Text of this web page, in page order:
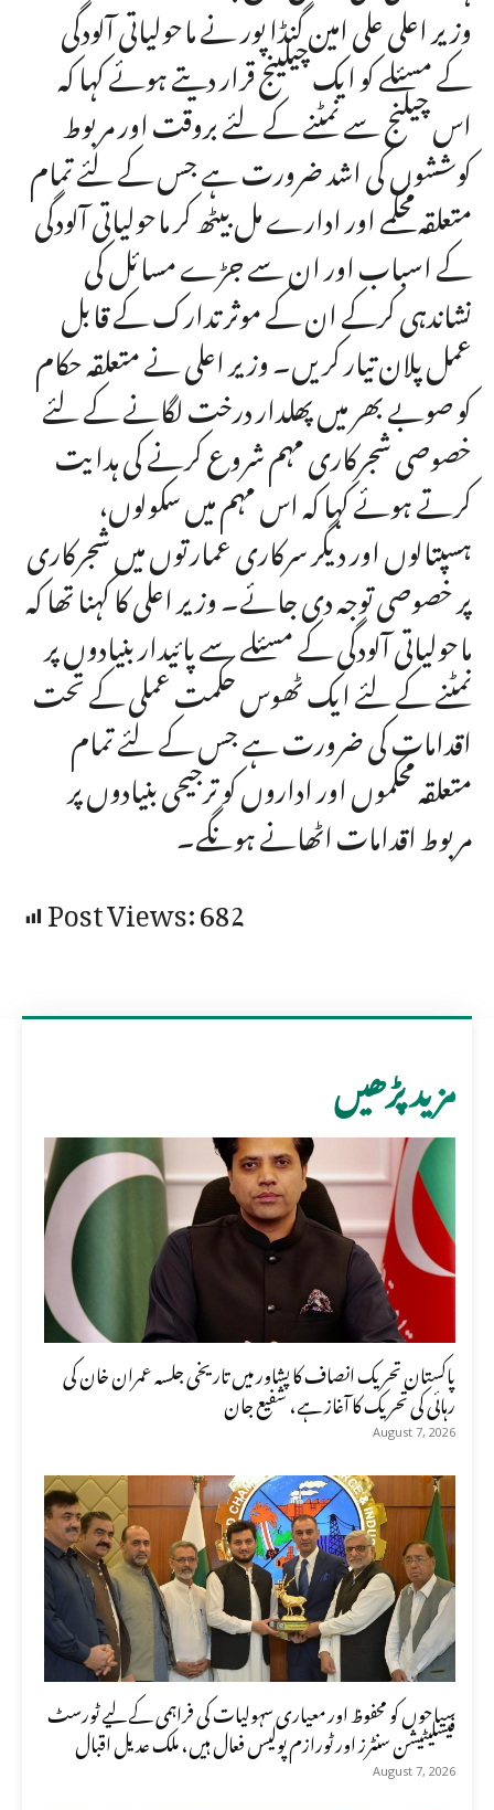
وزیر اعلی علی امین گنڈا پور نے ماحولیاتی آلودگی
کے مسئلے کو ایک چیلینج قرار دیتے ہوئے کہا کہ
اس چیلنج سے نمٹنے کے لئے بروقت اور مربوط
کوششوں کی اشد ضرورت ہے جس کے لئے تمام
متعلقہ محکمے اور ادارے مل بیٹھ کر ماحولیاتی آلودگی
کے اسباب اور ان سے جڑے مسائل کی
نشاندہی کرکے ان کے موثر تدارک کے قابل
عمل پلان تیار کریں۔ وزیر اعلی نے متعلقہ حکام
کو صوبے بھر میں پھلدار درخت لگانے کے لئے
خصوصی شجرکاری مہم شروع کرنے کی ہدایت
کرتے ہوئے کہا کہ اس مہم میں سکولوں،
ہسپتالوں اور دیگر سرکاری عمارتوں میں شجرکاری
پر خصوصی توجہ دی جائے۔ وزیر اعلی کا کہنا تھا کہ
ماحولیاتی آلودگی کے مسئلے سے پائیدار بنیادوں پر
نمٹنے کے لئے ایک ٹھوس حکمت عملی کے تحت
اقدامات کی ضرورت ہے جس کے لئے تمام
متعلقہ محکموں اور اداروں کو ترجیحی بنیادوں پر
مربوط اقدامات اٹھانے ہونگے۔
Post Views:682
مزید پڑھیں
پاکستان تحریک انصاف کا پشاور میں تاریخی جلسہ عمران خان کی
رہائی کی تحریک کا آغاز ہے، شفیع جان
August 7, 2026
سیاحوں کو محفوظ اور معیاری سہولیات کی فراہمی کے لیے ٹورسٹ
فیسلیٹیشن سنٹرز اور ٹورازم پولیس فعال ہیں، ملک عدیل اقبال
August 7, 2026